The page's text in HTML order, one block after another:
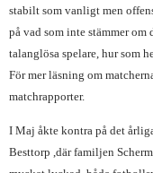
stabilt som vanligt men
på vad som inte stämmer om
talanglösa spelare, hur som
För mer läsning om
matchrapporter.
I Maj åkte kontra på det
Besttorp ,där familjen